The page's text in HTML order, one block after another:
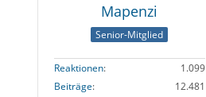
Mapenzi
Senior-Mitglied
Reaktionen
1.099
Beiträge
12.481